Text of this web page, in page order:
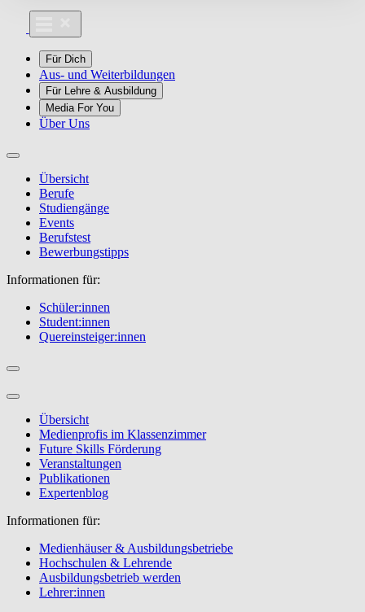
Für Dich
Aus- und Weiterbildungen
Für Lehre & Ausbildung
Media For You
Über Uns
Übersicht
Berufe
Studiengänge
Events
Berufstest
Bewerbungstipps
Informationen für:
Schüler:innen
Student:innen
Quereinsteiger:innen
Übersicht
Medienprofis im Klassenzimmer
Future Skills Förderung
Veranstaltungen
Publikationen
Expertenblog
Informationen für:
Medienhäuser & Ausbildungsbetriebe
Hochschulen & Lehrende
Ausbildungsbetrieb werden
Lehrer:innen